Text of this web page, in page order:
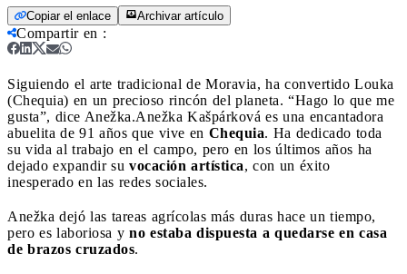
Copiar el enlace Archivar artículo
Compartir en :
Siguiendo el arte tradicional de Moravia, ha convertido Louka
(Chequia) en un precioso rincón del planeta. “Hago lo que me
gusta”, dice Anežka.Anežka Kašpárková es una encantadora
abuelita de 91 años que vive en Chequia. Ha dedicado toda
su vida al trabajo en el campo, pero en los últimos años ha
dejado expandir su vocación artística, con un éxito
inesperado en las redes sociales.
Anežka dejó las tareas agrícolas más duras hace un tiempo,
pero es laboriosa y no estaba dispuesta a quedarse en casa
de brazos cruzados.